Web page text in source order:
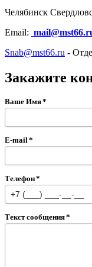
Челябинск
Email:
Snab@mst66.ru -
Закажите
Ваше Имя*
E-mail*
Телефон*
Текст сообщения*